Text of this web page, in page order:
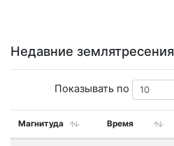
Недавние землятресения
Показывать по
Магнитуда Время